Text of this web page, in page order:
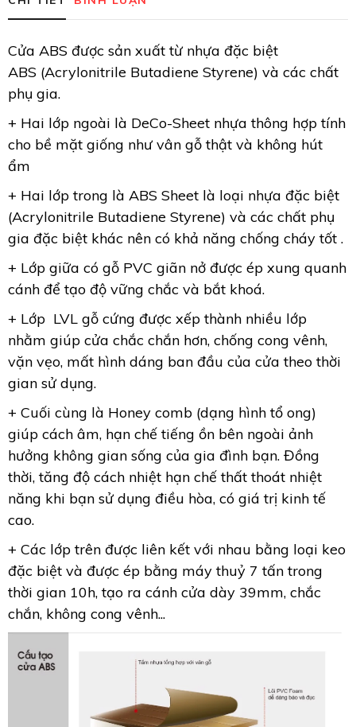
Cửa ABS được sản xuất từ nhựa đặc biệt
ABS (Acrylonitrile Butadiene Styrene) và các chất
phụ gia.
+ Hai lớp ngoài là DeCo-Sheet nhựa thông hợp tính
cho bề mặt giống như vân gỗ thật và không hút
ẩm
+ Hai lớp trong là ABS Sheet là loại nhựa đặc biệt
(Acrylonitrile Butadiene Styrene) và các chất phụ
gia đặc biệt khác nên có khả năng chống cháy tốt .
+ Lớp giữa có gỗ PVC giãn nở được ép xung quanh
cánh để tạo độ vững chắc và bắt khoá.
+ Lớp LVL gỗ cứng được xếp thành nhiều lớp
nhằm giúp cửa chắc chắn hơn, chống cong vênh,
vặn vẹo, mất hình dáng ban đầu của cửa theo thời
gian sử dụng.
+ Cuối cùng là Honey comb (dạng hình tổ ong)
giúp cách âm, hạn chế tiếng ồn bên ngoài ảnh
hưởng không gian sống của gia đình bạn. Đồng
thời, tăng độ cách nhiệt hạn chế thất thoát nhiệt
năng khi bạn sử dụng điều hòa, có giá trị kinh tế
cao.
+ Các lớp trên được liên kết với nhau bằng loại keo
đặc biệt và được ép bằng máy thuỷ 7 tấn trong
thời gian 10h, tạo ra cánh cửa dày 39mm, chắc
chắn, không cong vênh...